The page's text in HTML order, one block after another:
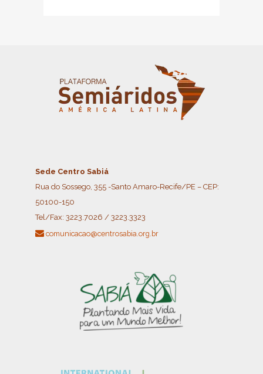
Sede Centro Sabiá
Rua do Sossego, 355 -Santo Amaro-Recife/PE – CEP:
50100-150
Tel/Fax: 3223.7026 / 3223.3323
comunicacao@centrosabia.org.br